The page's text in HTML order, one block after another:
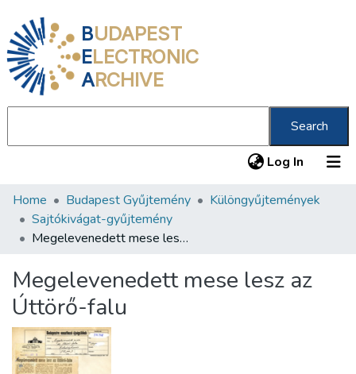
BUDAPEST
ELECTRONIC
ARCHIVE
Search
Log In (current)
Communities & Collections
All of DSpace
About us
Home Budapest Gyűjtemény
Különgyűjtemények
Sajtókivágat-gyűjtemény
Megelevenedett mese lesz az Úttörő-falu
Megelevenedett mese lesz az
Úttörő-falu